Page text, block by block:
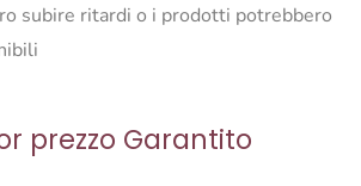
subire ritardi o i prodotti potrebbero
prezzo Garantito